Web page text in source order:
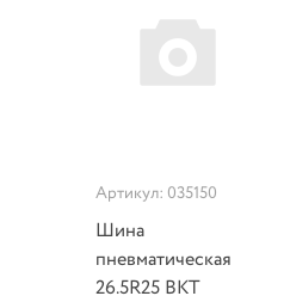
Артикул: 035150
Шина
пневматическая
26.5R25 BKT